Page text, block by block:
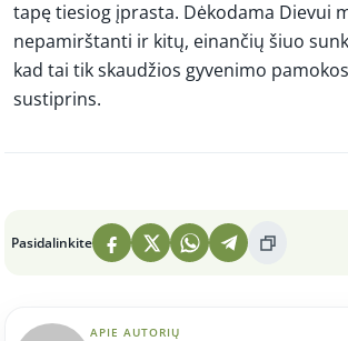
tapę tiesiog įprasta. Dėkodama Dievui
nepamirštanti ir kitų, einančių šiuo
kad tai tik skaudžios gyvenimo
sustiprins.
Pasidalinkite
APIE AUTORIŲ